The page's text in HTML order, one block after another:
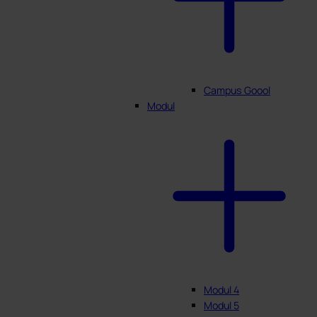
Campus Goool
Modul
Modul 4
Modul 5